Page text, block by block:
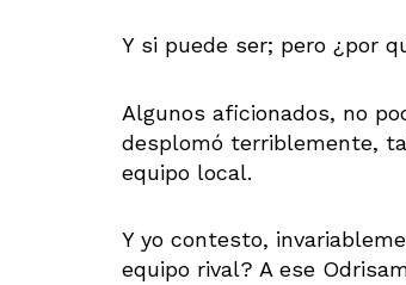
Y si puede ser; pero ¿por
Algunos aficionados, no
desplomó terriblemente,
equipo local.
Y yo contesto,
equipo rival? A ese